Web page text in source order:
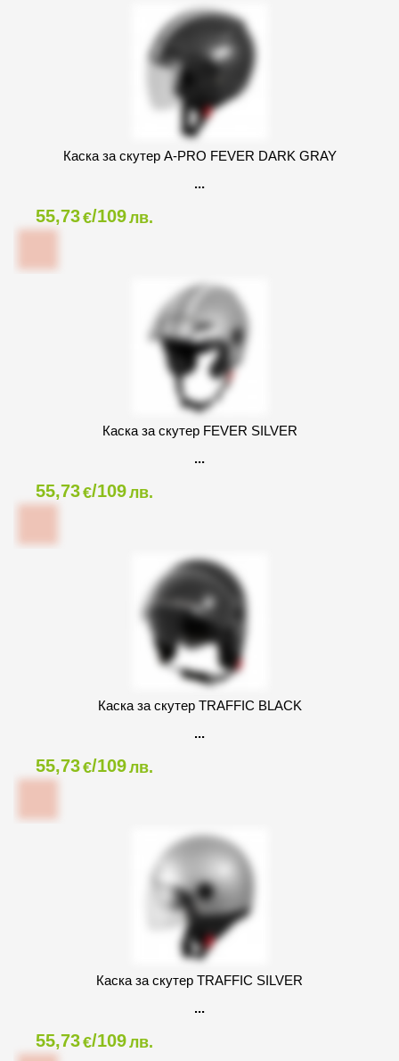
Каска за скутер A-PRO FEVER DARK GRAY
55,73€/109лв.
Каска за скутер FEVER SILVER
55,73€/109лв.
Каска за скутер TRAFFIC BLACK
55,73€/109лв.
Каска за скутер TRAFFIC SILVER
55,73€/109лв.